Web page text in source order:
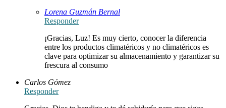
Lorena Guzmán Bernal
Responder
¡Gracias, Luz! Es muy cierto, conocer la diferencia
entre los productos climatéricos y no climatéricos es
clave para optimizar su almacenamiento y garantizar su
frescura al consumo
Carlos Gómez
Responder